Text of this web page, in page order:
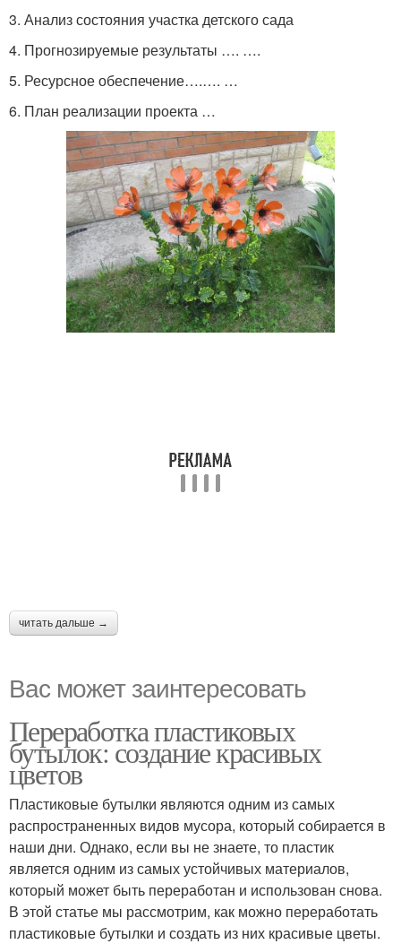
3. Анализ состояния участка детского сада
4. Прогнозируемые результаты …. ….
5. Ресурсное обеспечение….…. …
6. План реализации проекта …
читать дальше →
Вас может заинтересовать
Переработка пластиковых
бутылок: создание красивых
цветов
Пластиковые бутылки являются одним из самых
распространенных видов мусора, который собирается в
наши дни. Однако, если вы не знаете, то пластик
является одним из самых устойчивых материалов,
который может быть переработан и использован снова.
В этой статье мы рассмотрим, как можно переработать
пластиковые бутылки и создать из них красивые цветы.